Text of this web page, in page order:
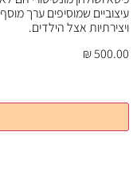
עיצוביים שמוסיפים ערך
ויצירתיות אצל הילדים.
₪500.00